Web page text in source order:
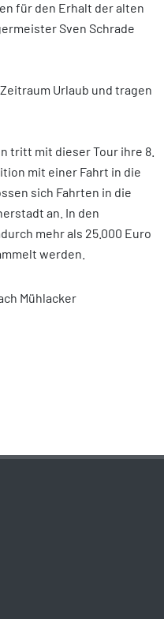
für den Erhalt der alten
Sven Schrade
Urlaub und tragen
tritt mit dieser Tour ihre 8.
mit einer Fahrt in die
sich Fahrten in die
an. In den
mehr als 25.000 Euro
werden.
Mühlacker